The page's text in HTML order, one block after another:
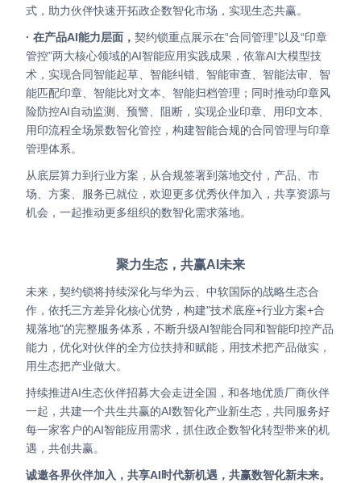
式，助力伙伴快速开拓政企数智化市场，实现生态共赢。
· 在产品AI能力层面， 契约锁重点展示在“合同管理”以及“印章
管控”两大核心领域的AI智能应用实践成果，依靠AI大模型技
术，实现合同智能起草、智能纠错、智能审查、智能法审、智
能匹配印章、智能比对文本、智能归档管理；同时推动印章风
险防控AI自动监测、预警、阻断，实现企业印章、用印文本、
用印流程全场景数智化管控，构建智能合规的合同管理与印章
管理体系。
从底层算力到行业方案，从合规签署到落地交付，产品、市
场、方案、服务已就位，欢迎更多优秀伙伴加入，共享资源与
机会，一起推动更多组织的数智化需求落地。
聚力生态，共赢AI未来
未来，契约锁将持续深化与华为云、中软国际的战略生态合
作，依托三方差异化核心优势，构建"技术底座+行业方案+合
规落地"的完整服务体系，不断升级AI智能合同和智能印控产品
能力，优化对伙伴的全方位扶持和赋能，用技术把产品做实，
用生态把产业做大。
持续推进AI生态伙伴招募大会走进全国，和各地优质厂商伙伴
一起，共建一个共生共赢的AI数智化产业新生态，共同服务好
每一家客户的AI智能应用需求，抓住政企数智化转型带来的机
遇，共创共赢。
诚邀各界伙伴加入，共享AI时代新机遇，共赢数智化新未来。